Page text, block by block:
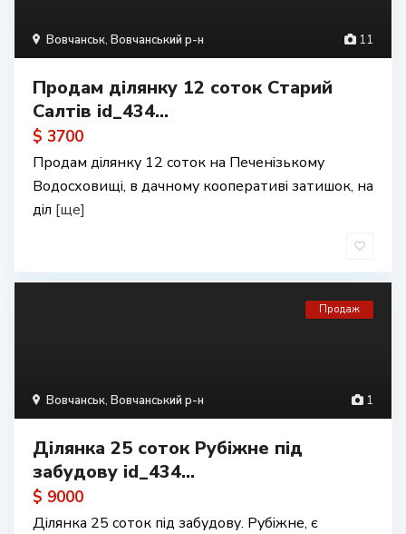
11
Вовчанськ, Вовчанський р-н
Продам ділянку 12 соток Старий
Салтів id_434...
$ 3700
Продам ділянку 12 соток на Печенізькому
Водосховищі, в дачному кооперативі затишок, на
діл [ще]
1
Вовчанськ, Вовчанський р-н
Продаж
Ділянка 25 соток Рубіжне під
забудову id_434...
$ 9000
Ділянка 25 соток під забудову. Рубіжне, є